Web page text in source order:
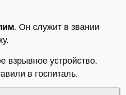
. Он служит в звании
взрывное устройство.
в госпиталь.